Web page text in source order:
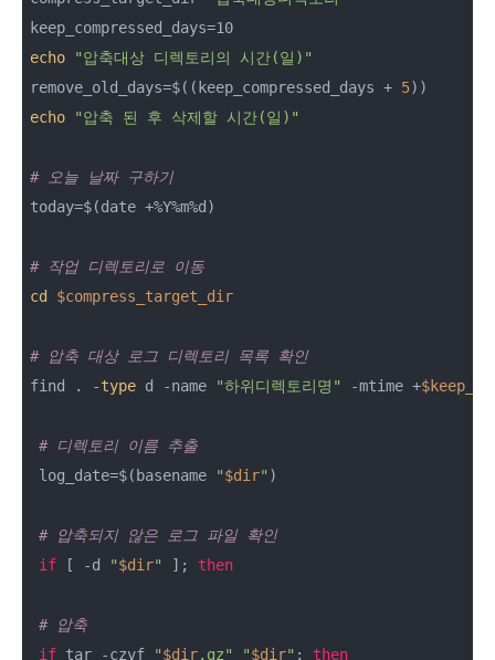
echo
"압축대상 디렉토리의 시간(일)"
remove_old_days=$((keep_compressed_days + 5
echo
"압축 된 후 삭제할 시간(일)"
# 오늘 날짜 구하기
today=$(date +%Y%m%d)
# 작업 디렉토리로 이동
cd
$compress_target_dir
# 압축 대상 로그 디렉토리 목록 확인
find . -type d -name "하위디렉토리명" -mtime +
# 디렉토리 이름 추출
log_date=$(basename
"$dir" )
# 압축되지 않은 로그 파일 확인
if [ -d "$dir" ]; then
# 압축
if tar -czvf "$dir.gz" "$dir" ; then